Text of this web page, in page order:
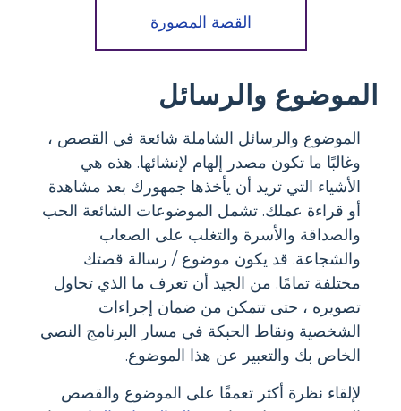
القصة المصورة
الموضوع والرسائل
الموضوع والرسائل الشاملة شائعة في القصص ،
وغالبًا ما تكون مصدر إلهام لإنشائها. هذه هي
الأشياء التي تريد أن يأخذها جمهورك بعد مشاهدة
أو قراءة عملك. تشمل الموضوعات الشائعة الحب
والصداقة والأسرة والتغلب على الصعاب
والشجاعة. قد يكون موضوع / رسالة قصتك
مختلفة تمامًا. من الجيد أن تعرف ما الذي تحاول
تصويره ، حتى تتمكن من ضمان إجراءات
الشخصية ونقاط الحبكة في مسار البرنامج النصي
الخاص بك والتعبير عن هذا الموضوع.
لإلقاء نظرة أكثر تعمقًا على الموضوع والقصص